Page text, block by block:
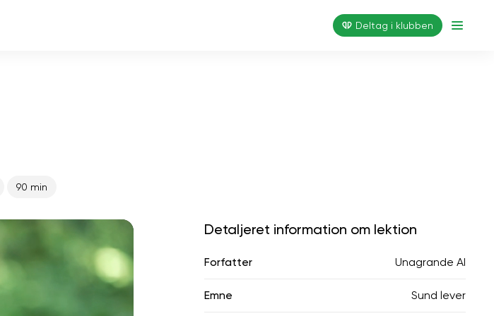
Deltag i klubben
90 min
01:44
Detaljeret information om lektion
Forfatter Unagrande AI
Emne Sund lever